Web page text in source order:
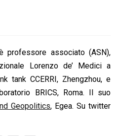
professore associato (ASN),
Lorenzo de’ Medici a
tank CCERRI, Zhengzhou, e
BRICS, Roma. Il suo
Geopolitics, Egea. Su twitter